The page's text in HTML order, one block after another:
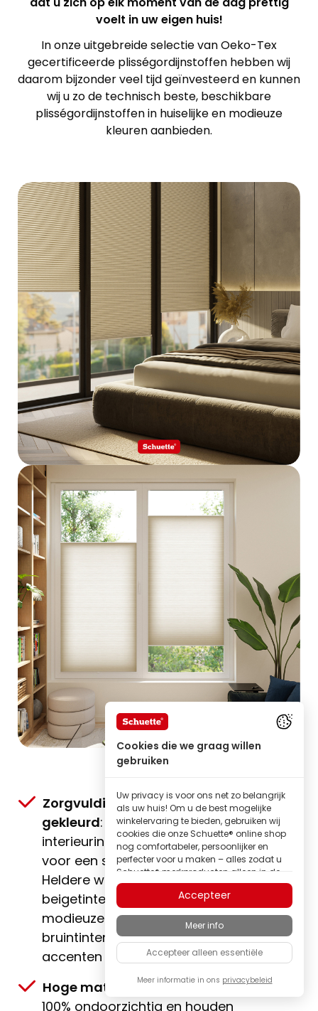
voelt in uw eigen huis!
In onze uitgebreide selectie van Oeko-Tex
gecertificeerde plisségordijnstoffen hebben wij
daarom bijzonder veel tijd geïnvesteerd en kunnen
wij u zo de technisch beste, beschikbare
plisségordijnstoffen in huiselijke en modieuze
kleuren aanbieden.
Zorgvuldig geselecteerd & zacht
gekleurd: stofkleuren die bij elke
interieurinrichting passen en zorgen
voor een stijlvolle raamdecoratie.
Heldere wittinten en huiselijke
beigetinten worden aangevuld met
modieuze grijstinten en klassieke
bruintinten; daarnaast zetten we
accenten met krachtige trendkleuren.
Hoge mate van privacy : alle stoffen zijn
100% ondoorzichtig en houden
Cookies die we graag willen
gebruiken
Uw privacy is voor ons net zo belangrijk
als uw huis! Om u de best mogelijke
winkelervaring te bieden, gebruiken wij
cookies die onze Schuette® online shop
nog comfortabeler, persoonlijker en
perfecter voor u maken – alles zodat u
Schuette® merkproducten alleen in de
beste kwaliteit kunt ontdekken.
Sommige van deze cookies zijn
noodzakelijk om onze Schuette® shop
betrouwbaar te laten functioneren;
andere stellen ons in staat om inhoud
en advertenties af te stemmen op uw
interesses, of om volledig anoniem
inzicht te krijgen in het bezoekersgedrag.
Als familiebedrijf hechten wij veel
Accepteer
Meer info
Accepteer alleen essentiële
Meer informatie in ons privacybeleid